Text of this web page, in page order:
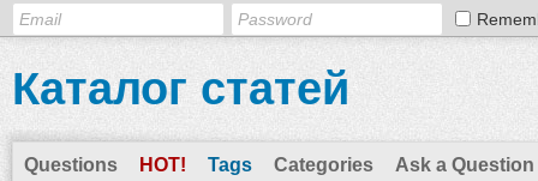
Каталог статей
Questions HOT! Tags Categories Ask a Question